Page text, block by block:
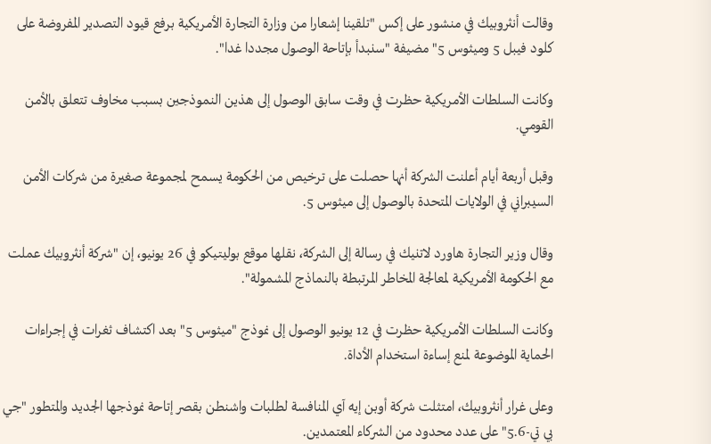
وقالت أنثروبيك في منشور على إكس "تلقينا إشعارا من وزارة التجارة الأمريكية برفع قيود التصدير المفروضة على
كلود فيبل 5 وميثوس 5" مضيفة "سنبدأ بإتاحة الوصول مجددا غدا".
وكانت السلطات الأمريكية حظرت في وقت سابق الوصول إلى هذين النموذجين بسبب مخاوف تتعلق بالأمن
القومي.
وقبل أربعة أيام أعلنت الشركة أنها حصلت على ترخيص من الحكومة يسمح لمجموعة صغيرة من شركات الأمن
السيبراني في الولايات المتحدة بالوصول إلى ميثوس 5.
وقال وزير التجارة هاورد لاتنيك في رسالة إلى الشركة، نقلها موقع بوليتيكو في 26 يونيو، إن "شركة أنثروبيك عملت
مع الحكومة الأمريكية لمعالجة المخاطر المرتبطة بالنماذج المشمولة".
وكانت السلطات الأمريكية حظرت في 12 يونيو الوصول إلى نموذج "ميثوس 5" بعد اكتشاف ثغرات في إجراءات
الحماية الموضوعة لمنع إساءة استخدام الأداة.
وعلى غرار أنثروبيك، امتثلت شركة أوبن إيه آي المنافسة لطلبات واشنطن بقصر إتاحة نموذجها الجديد والمتطور "جي
بي تي-5.6" على عدد محدود من الشركاء المعتمدين.